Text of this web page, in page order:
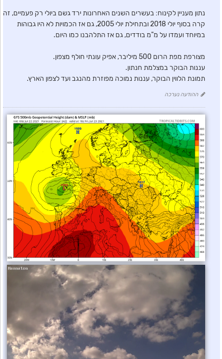
נתון מעניין לקינוח: בעשרים השנים האחרונות ירד גשם ביולי רק פעמיים, זה
קרה בסוף יולי 2018 ובתחילת יולי 2005, גם אז הכמויות לא היו גבוהות
במיוחד ועמדו על מ"מ בודדים, גם אז התלהבנו כמו היום.
מצורפת מפת הרום 500 מיליבר, אפיק עונתי חולף מצפון.
עננות הבוקר במצלמת חנתון.
תמונת הלווין הבוקר, עננות נמוכה מפוזרת מהנגב ועד לצפון הארץ.
ההודעה נערכה